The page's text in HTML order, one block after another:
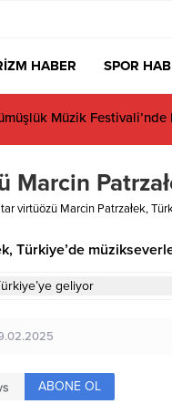
HABER SPOR
Müzik
Marcin
virtüözü Marcin Patrzałek,
Türkiye’de
ABONE OL